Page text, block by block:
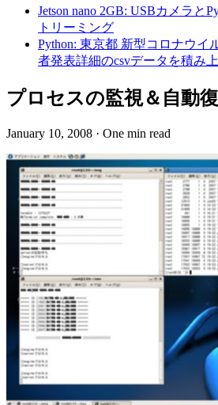
Jetson nano 2GB: USBカメラと
トリーミング
Python: 東京都 新型コロナウイ
者発表詳細のcsvデータを積み
プロセスの監視＆自動
January 10, 2008 · One min read